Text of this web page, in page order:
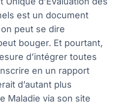
est un document
peut se dire
bouger. Et pourtant,
d’intégrer toutes
en un rapport
d’autant plus
Maladie via son site